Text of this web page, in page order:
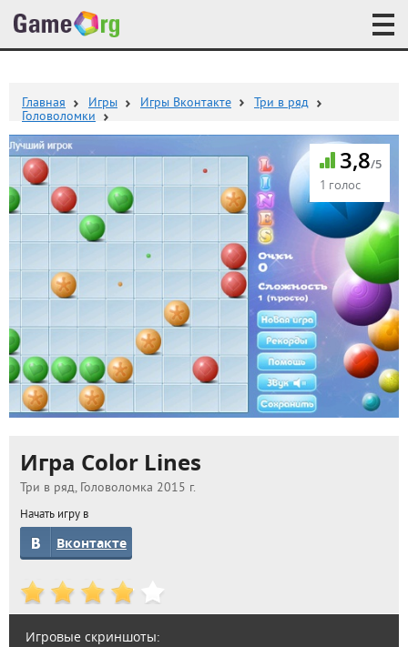
Главная Игры Игры Вконтакте
Три в ряд
Головоломки
3,8/5
1 голос
Игра Color Lines
Три в ряд, Головоломка 2015 г.
Начать игру в
Вконтакте
Игровые скриншоты: